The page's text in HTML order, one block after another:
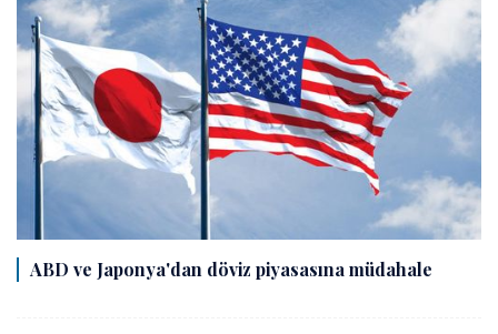
ABD ve Japonya'dan döviz piyasasına müdahale